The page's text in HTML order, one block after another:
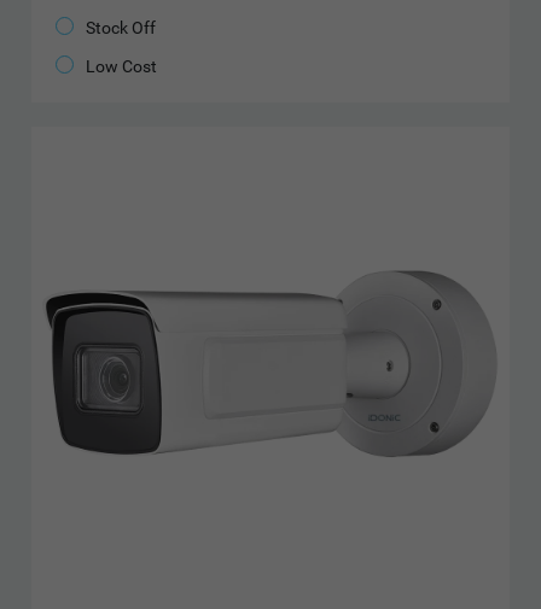
Stock Off
Low Cost